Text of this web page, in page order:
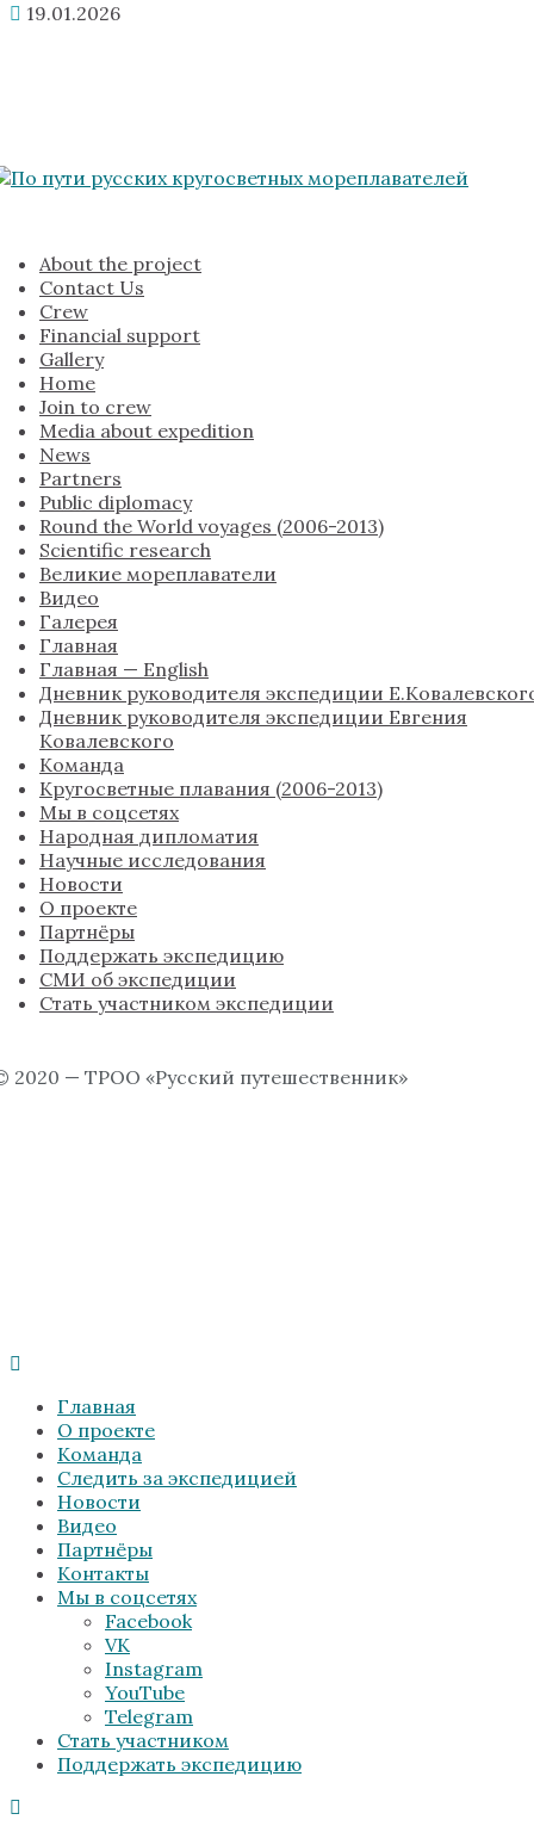
19.01.2026
About the project
Contact Us
Crew
Financial support
Gallery
Home
Join to crew
Media about expedition
News
Partners
Public diplomacy
Round the World voyages (2006-2013)
Scientific research
Великие мореплаватели
Видео
Галерея
Главная
Главная — English
Дневник руководителя экспедиции
Дневник руководителя экспедиции Евгения
Ковалевского
Команда
Кругосветные плавания (2006-2013)
Мы в соцсетях
Народная дипломатия
Научные исследования
Новости
О проекте
Партнёры
Поддержать экспедицию
СМИ об экспедиции
Стать участником экспедиции
2020 — ТРОО «Русский путешественник»
Главная
О проекте
Команда
Следить за экспедицией
Новости
Видео
Партнёры
Контакты
Мы в соцсетях
Facebook
VK
Instagram
YouTube
Telegram
Стать участником
Поддержать экспедицию